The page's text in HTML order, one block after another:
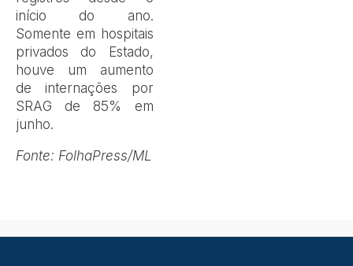
início do ano.
Somente em hospitais
privados do Estado,
houve um aumento
de internações por
SRAG de 85% em
junho.
Fonte: FolhaPress/ML